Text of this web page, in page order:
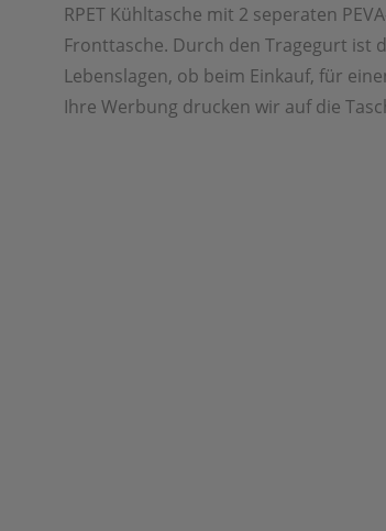
RPET Kühltasche mit 2 seperaten
Fronttasche. Durch den Tragegurt ist
Lebenslagen, ob beim Einkauf, für
Ihre Werbung drucken wir auf die